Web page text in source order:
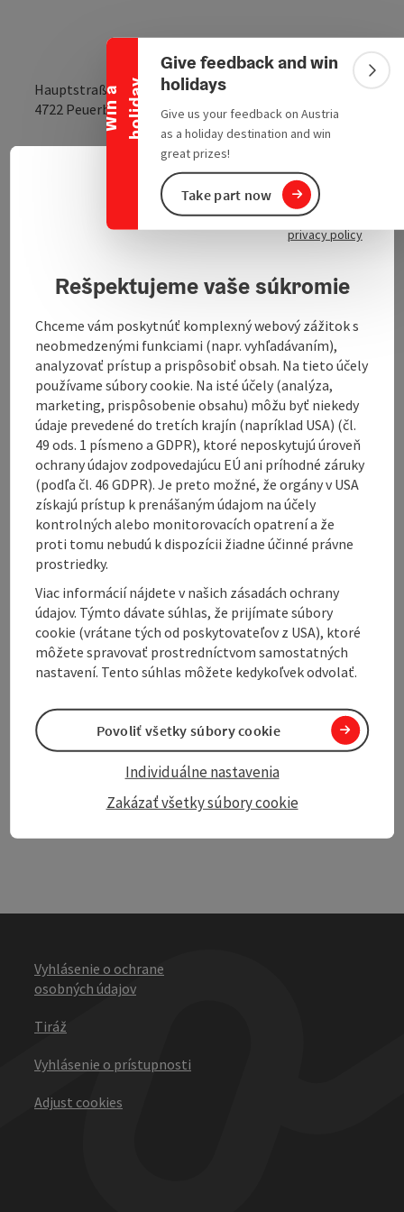
W
i
n
a
h
o
l
i
d
a y
Collapse banner
Give feedback and win
holidays
Give us your feedback on Austria
as a holiday destination and win
great prizes!
Take part now
Hauptstraße, Stadtzentrum
4722 Peuerbach open in
Baroque statue of Johannes Nepomuk, who was
Countess Maria von Strattmann in 1723.
Contact
Opening hours
Arrival
Accessibility
Create PDF
Print article
Nearby
TOURDATA
Vyhlásenie o ochrane
osobných údajov
Tiráž
Vyhlásenie o prístupnosti
Adjust cookies
privacy policy
Rešpektujeme vaše súkromie
Chceme vám poskytnúť komplexný webový zážitok s
neobmedzenými funkciami (napr. vyhľadávaním),
analyzovať prístup a prispôsobiť obsah. Na tieto účely
používame súbory cookie. Na isté účely (analýza,
marketing, prispôsobenie obsahu) môžu byť niekedy
údaje prevedené do tretích krajín (napríklad USA) (čl.
49 ods. 1 písmeno a GDPR), ktoré neposkytujú úroveň
ochrany údajov zodpovedajúcu EÚ ani príhodné záruky
(podľa čl. 46 GDPR). Je preto možné, že orgány v USA
získajú prístup k prenášaným údajom na účely
kontrolných alebo monitorovacích opatrení a že
proti tomu nebudú k dispozícii žiadne účinné právne
prostriedky.
Viac informácií nájdete v našich zásadách ochrany
údajov. Týmto dávate súhlas, že prijímate súbory
cookie (vrátane tých od poskytovateľov z USA), ktoré
môžete spravovať prostredníctvom samostatných
nastavení. Tento súhlas môžete kedykoľvek odvolať.
Zakázať všetky súbory cookie
Individuálne nastavenia
Povoliť všetky súbory cookie